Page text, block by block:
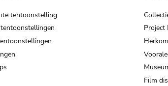
tentoonstelling
Project
Film